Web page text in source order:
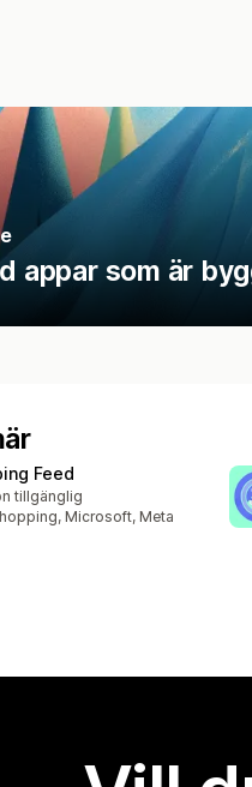
appar som är
Feed
tillgänglig
Microsoft, Meta